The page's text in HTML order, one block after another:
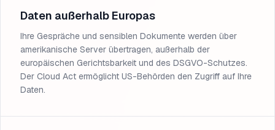
Daten außerhalb Europas
Ihre Gespräche und sensiblen Dokumente werden über
amerikanische Server übertragen, außerhalb der
europäischen Gerichtsbarkeit und des DSGVO-Schutzes.
Der Cloud Act ermöglicht US-Behörden den Zugriff auf Ihre
Daten.